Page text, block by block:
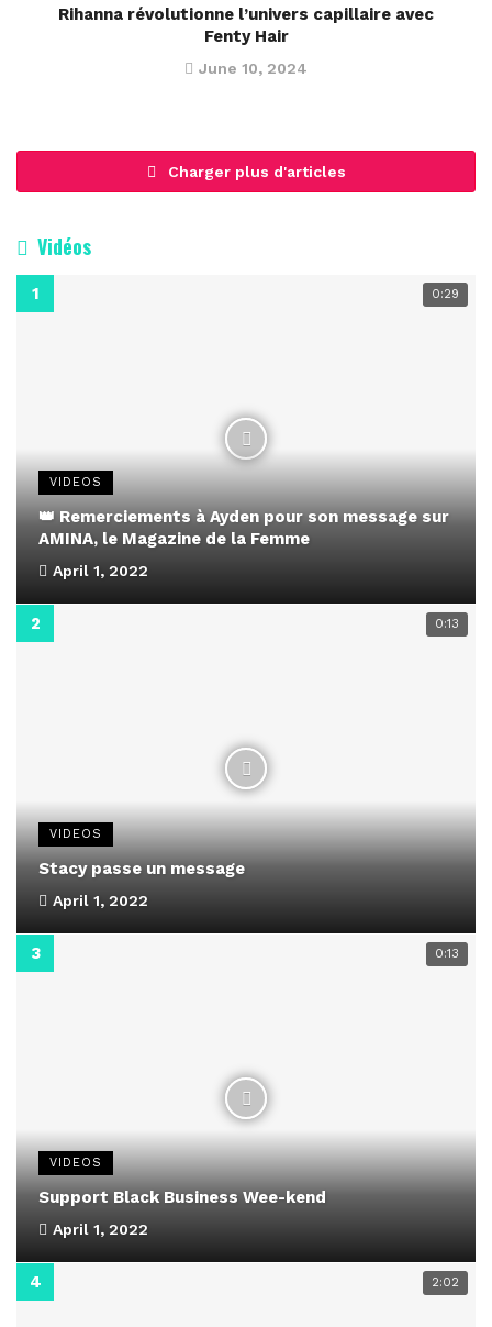
Rihanna révolutionne l’univers capillaire avec
Fenty Hair
June 10, 2024
Charger plus d'articles
Vidéos
0:29
VIDEOS
👑 Remerciements à Ayden pour son message sur
AMINA, le Magazine de la Femme
April 1, 2022
0:13
VIDEOS
Stacy passe un message
April 1, 2022
0:13
VIDEOS
Support Black Business Wee-kend
April 1, 2022
2:02